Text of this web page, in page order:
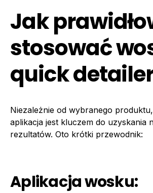
Jak
stosować
quick
Niezależnie od wybranego
aplikacja jest kluczem do uzyskania
rezultatów. Oto krótki przewodnik:
Aplikacja wosku: